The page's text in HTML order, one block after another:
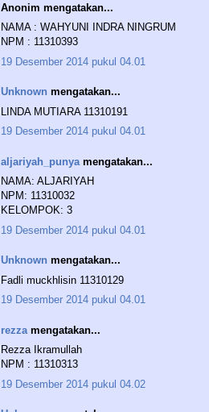
Anonim mengatakan...
NAMA : WAHYUNI INDRA NINGRUM
NPM : 11310393
19 Desember 2014 pukul 04.01
Unknown mengatakan...
LINDA MUTIARA 11310191
19 Desember 2014 pukul 04.01
aljariyah_punya mengatakan...
NAMA: ALJARIYAH
NPM: 11310032
KELOMPOK: 3
19 Desember 2014 pukul 04.01
Unknown mengatakan...
Fadli muckhlisin 11310129
19 Desember 2014 pukul 04.01
rezza mengatakan...
Rezza Ikramullah
NPM : 11310313
19 Desember 2014 pukul 04.02